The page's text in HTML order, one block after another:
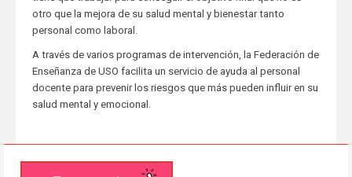
otro que la mejora de su salud mental y bienestar tanto
personal como laboral.
A través de varios programas de intervención, la Federación de
Enseñanza de USO facilita un servicio de ayuda al personal
docente para prevenir los riesgos que más pueden influir en su
salud mental y emocional.